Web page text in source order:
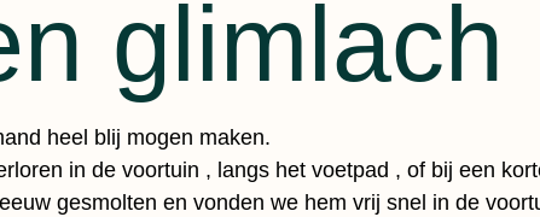
glimlach
heel blij mogen maken.
in de voortuin , langs het voetpad , of bij een
gesmolten en vonden we hem vrij snel in de